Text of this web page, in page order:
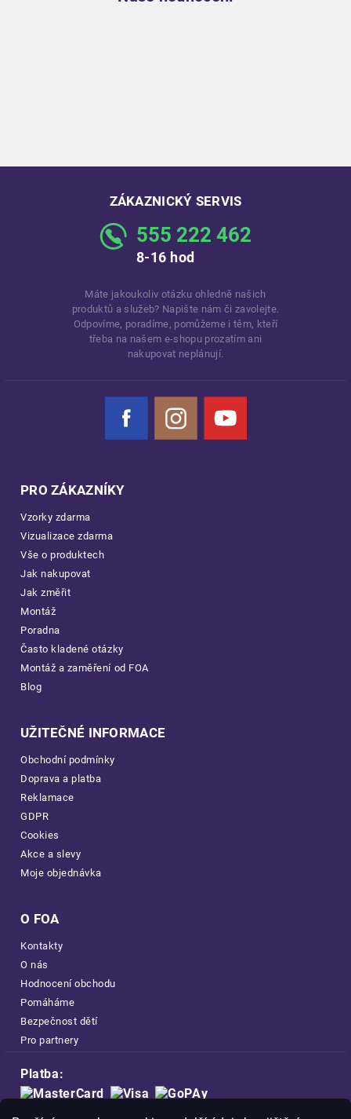
ZÁKAZNICKÝ SERVIS
555 222 462
8-16 hod
Máte jakoukoliv otázku ohledně našich
produktů a služeb? Napište nám či zavolejte.
Odpovíme, poradíme, pomůžeme i těm, kteří
třeba na našem e-shopu prozatím ani
nakupovat neplánují.
Facebook Instagram YouTube
PRO ZÁKAZNÍKY
Vzorky zdarma
Vizualizace zdarma
Vše o produktech
Jak nakupovat
Jak změřit
Montáž
Poradna
Často kladené otázky
Montáž a zaměření od FOA
Blog
UŽITEČNÉ INFORMACE
Obchodní podmínky
Doprava a platba
Reklamace
GDPR
Cookies
Akce a slevy
Moje objednávka
O FOA
Kontakty
O nás
Hodnocení obchodu
Pomáháme
Bezpečnost dětí
Pro partnery
Platba: